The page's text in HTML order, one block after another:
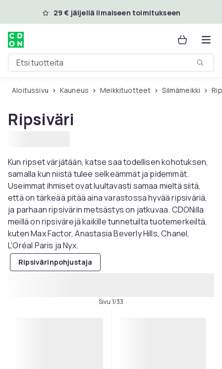
Ohita ja siirry pääsisältöön
29 € jäljellä ilmaiseen toimitukseen
Etsi tuotteita
Aloitussivu Kauneus Meikkituotteet Silmämeikki
Ripsiväri
Kun ripset värjätään, katse saa todellisen kohotuksen,
samalla kun niistä tulee selkeämmät ja pidemmät.
Useimmat ihmiset ovat luultavasti samaa mieltä siitä,
että on tärkeää pitää aina varastossa hyvää ripsiväriä,
ja parhaan ripsivärin metsästys on jatkuvaa. CDONilla
meillä on ripsivärejä kaikille tunnetuilta tuotemerkeiltä, ​​
kuten Max Factor, Anastasia Beverly Hills, Chanel,
L'Oréal Paris ja Nyx.
Ripsivärinpohjustaja
Sivu 1/33